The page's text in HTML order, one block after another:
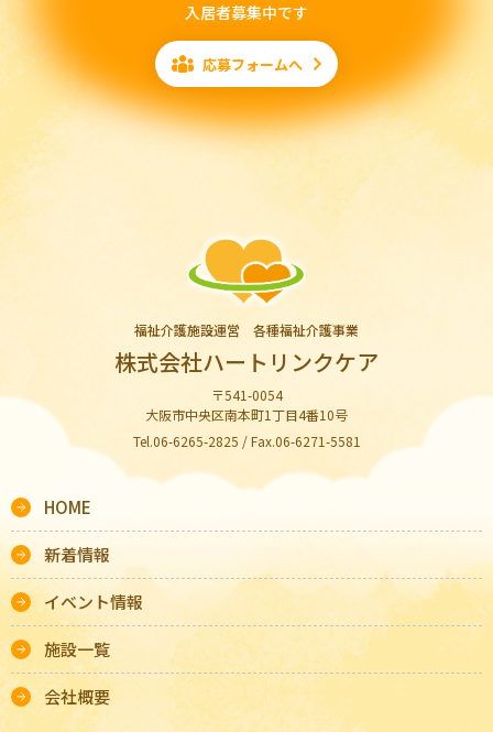
入居者募集中です
応募フォームへ
福祉介護施設運営 各種福祉介護事業
株式会社ハートリンクケア
〒541-0054
大阪市中央区南本町1丁目4番10号
Tel.06-6265-2825 / Fax.06-6271-5581
HOME
新着情報
イベント情報
施設一覧
会社概要